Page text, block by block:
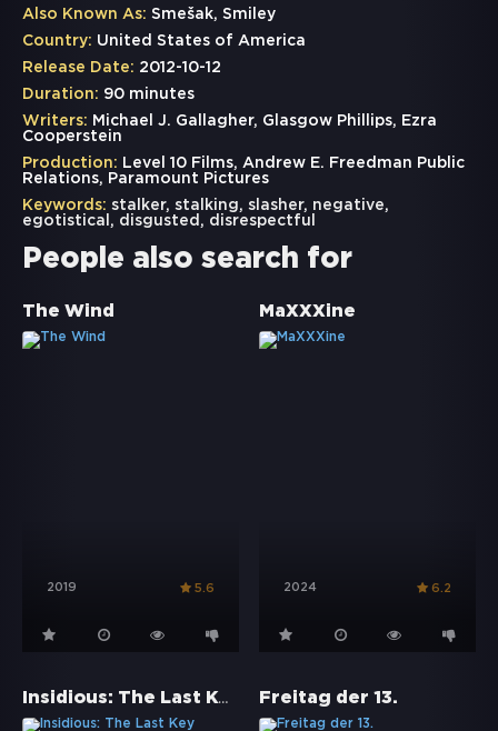
Also Known As: Smešak, Smiley
Country: United States of America
Release Date: 2012-10-12
Duration: 90 minutes
Writers: Michael J. Gallagher, Glasgow Phillips, Ezra
Cooperstein
Production: Level 10 Films, Andrew E. Freedman Public
Relations, Paramount Pictures
Keywords: stalker, stalking , slasher, negative,
egotistical , disgusted , disrespectful
People also search for
The Wind
2019 5.6
MaXXXine
2024 6.2
Insidious: The Last Key Freitag der 13.